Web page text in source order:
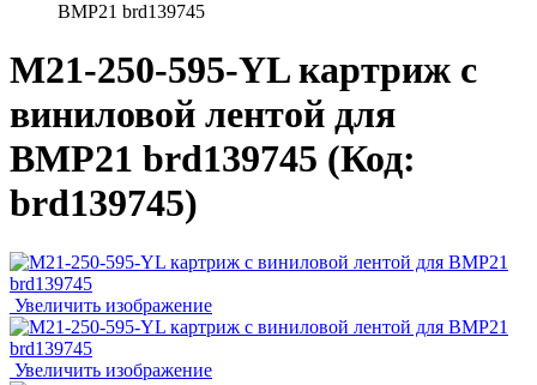
BMP21 brd139745
M21-250-595-YL картриж с
виниловой лентой для
BMP21 brd139745 (Код:
brd139745)
Увеличить изображение
Увеличить изображение